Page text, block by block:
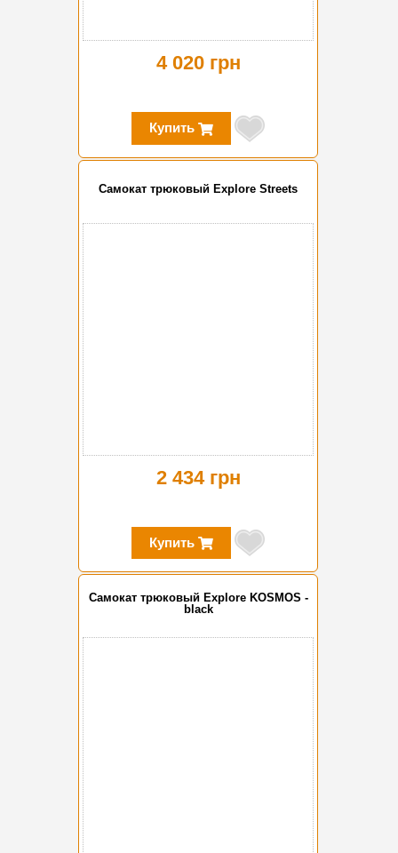
4 020 грн
Купить
Самокат трюковый Explore Streets
2 434 грн
Купить
Самокат трюковый Explore KOSMOS -
black